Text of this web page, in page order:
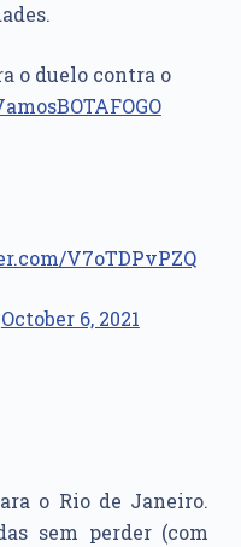
o duelo contra o
V7oTDPvPZQ
October 6, 2021
o Rio de Janeiro.
sem perder (com